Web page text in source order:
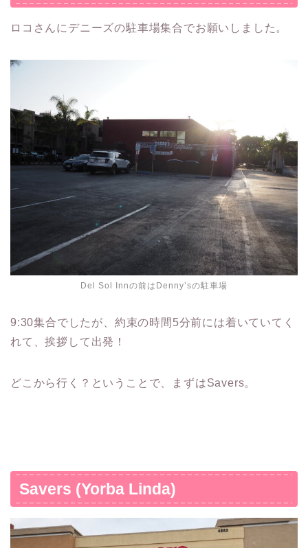
ロコさんにデニーズの駐車場集合でお願いしました。
Del Sol Innの前はDenny’sの駐車場
9:30集合でしたが、約束の時間5分前には着いていてく
れて、挨拶して出発！
どこから行く？ということで、まずはSavers。
Savers (Yorba Linda)